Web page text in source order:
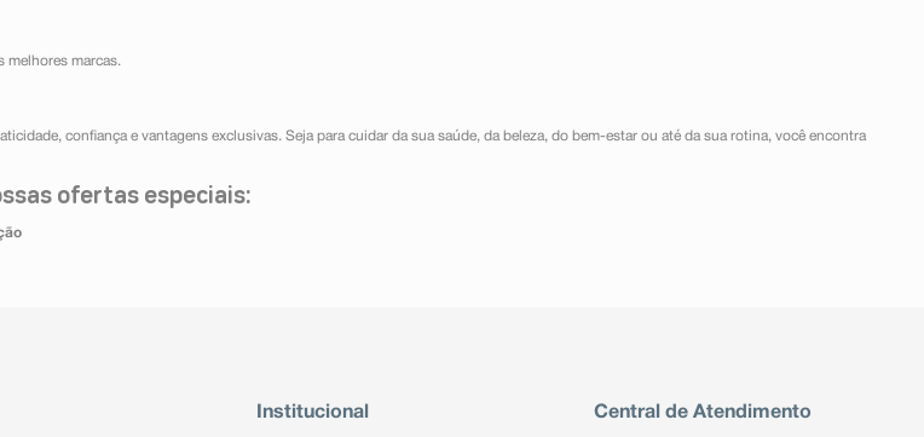
melhores marcas.
confiança e vantagens exclusivas. Seja para cuidar da sua saúde, da beleza, do bem-estar ou até da sua rotina, você encontra
ofertas especiais:
Institucional Central de Atendimento